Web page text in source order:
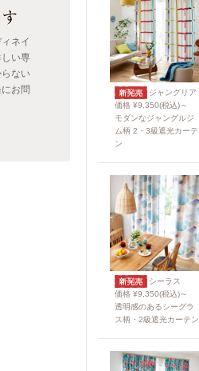
ネイ
い専
ない
お問
ジャングリア
価格 ¥9,350(税込)～
モダンなジャングルジ
ム柄 2・3級遮光カーテ
ン
シーラス
価格 ¥9,350(税込)～
透明感のあるシーグラ
ス柄・2級遮光カーテン